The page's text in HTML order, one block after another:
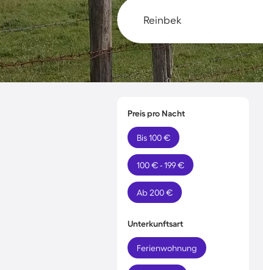
Preis pro Nacht
Bis 100 €
100 € - 199 €
Ab 200 €
Unterkunftsart
Ferienwohnung